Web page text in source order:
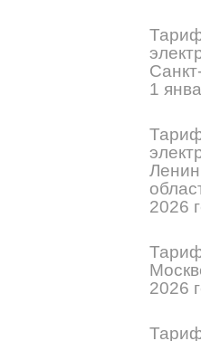
1
2026
2026